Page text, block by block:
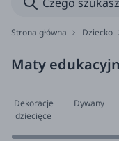
Strona główna Dziecko
Maty
Dekoracje
dziecięce
Dywany